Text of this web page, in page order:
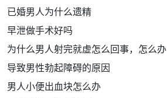
已婚男人为什么遗精
早泄做手术好吗
为什么男人射完就虚怎么回事，怎么办
导致男性勃起障碍的原因
男人小便出血块怎么办